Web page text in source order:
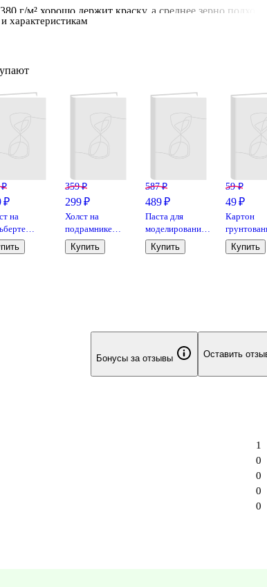
г/м² хорошо держит краску, а среднее зерно подходит
и для аккуратной прорисовки. Холст натянут на
удобно ставить на мольберт или просто опереть на
характеристикам
₽
₽
на
белый,
359 ₽
299 ₽
Холст на
подрамнике
20*20 "Ладога"
черный
Купить
587 ₽
489 ₽
Паста для
моделирования
Jovi, 500 грамм,
белая
Купить
59 ₽
49 ₽
Картон
10 х 15 см
Купить
Бонусы за отзывы Оставить
0
0
0
0
1